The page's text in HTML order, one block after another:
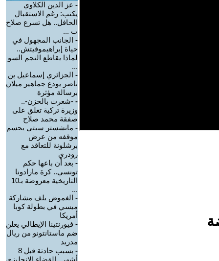
- عز الدين الكلاوي
يكتب: رغم الاستقبال
الحافل.. هل تسرع صلاح
ب ...
- الجانب المجهول في
حياة إبراهيموفيتش..
لماذا يقاطع النجم السو
...
- الجزائري إسماعيل بن
ناصر يودع جماهير ميلان
برسالة مؤثرة
- -شعرت بالحزن-..
وزيرة تركية تعلق على
صفقة محمد صلاح
- مانشستر سيتي يحسم
موقفه من عرض
برشلونة للتعاقد مع
رودري
- بعد أن باعها حكم
تونسي.. كرة مارادونا
التاريخية معروضة بـ10
...
- الغموض يلف مشاركة
ميسي في بطولة كوبا
أمريكا
- فيورنتينا الإيطالي يعلن
ضم ماستانتونو من ريال
مدريد
-
بسبب حادثة قبل 8
أشهر.. القضاء الإنجليزي